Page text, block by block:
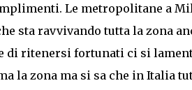
Le metropolitane a
sta ravvivando tutta la zona
di ritenersi fortunati ci si
la zona ma si sa che in Italia